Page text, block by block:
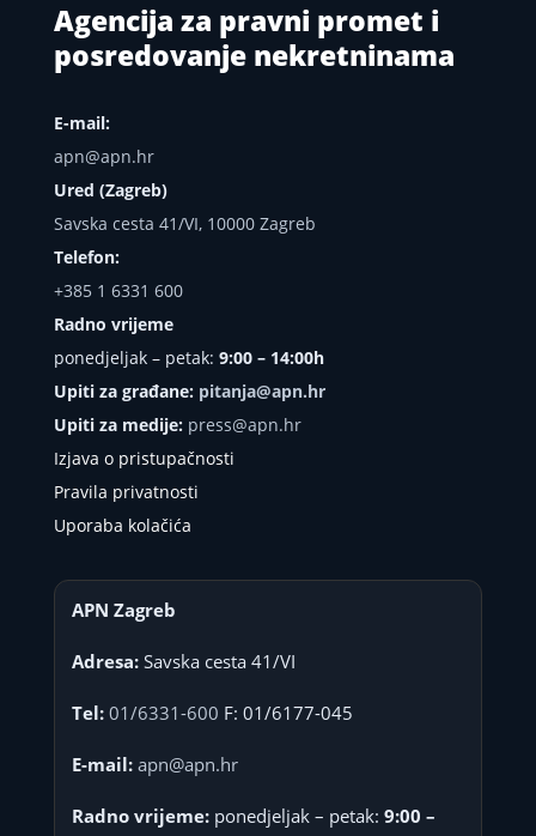
Agencija za pravni promet i
posredovanje nekretninama
E-mail:
apn@apn.hr
Ured (Zagreb)
Savska cesta 41/VI, 10000 Zagreb
Telefon:
+385 1 6331 600
Radno vrijeme
ponedjeljak – petak: 9:00 – 14:00h
Upiti za građane: pitanja@apn.hr
Upiti za medije: press@apn.hr
Izjava o pristupačnosti
Pravila privatnosti
Uporaba kolačića
APN Zagreb
Adresa:Savska cesta 41/VI
Tel: 01/6331-600 F: 01/6177-045
E-mail: apn@apn.hr
Radno vrijeme:ponedjeljak – petak: 9:00 –